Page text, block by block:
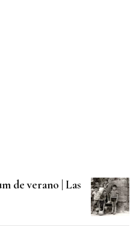
de verano | Las